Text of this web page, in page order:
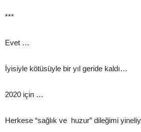
***
Evet …
İyisiyle kötüsüyle bir yıl geride kaldı…
2020 için …
Herkese “sağlık ve huzur” dileğimi